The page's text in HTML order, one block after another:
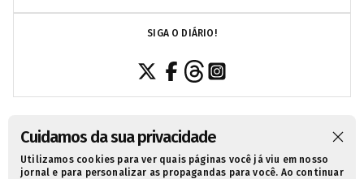
Cuidamos da sua privacidade
Utilizamos cookies para ver quais páginas você já viu em nosso
jornal e para personalizar as propagandas para você. Ao continuar
SIGA O DIÁRIO!
SOBRE NÓSCONTATOPOLÍTICA DE PRIVACIDADE